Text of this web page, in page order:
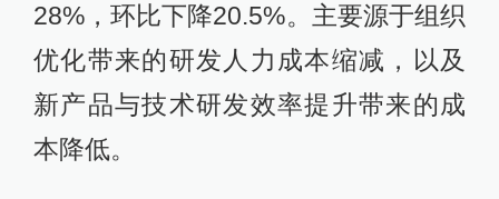
28%，环比下降20.5%。主要源于组织
优化带来的研发人力成本缩减，以及
新产品与技术研发效率提升带来的成
本降低。